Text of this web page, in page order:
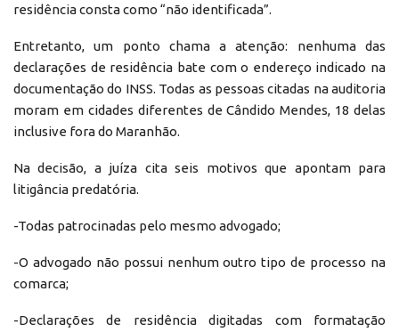
residência consta como “não identificada”.
Entretanto, um ponto chama a atenção: nenhuma das
declarações de residência bate com o endereço indicado na
documentação do INSS. Todas as pessoas citadas na auditoria
moram em cidades diferentes de Cândido Mendes, 18 delas
inclusive fora do Maranhão.
Na decisão, a juíza cita seis motivos que apontam para
litigância predatória.
-Todas patrocinadas pelo mesmo advogado;
-O advogado não possui nenhum outro tipo de processo na
comarca;
-Declarações de residência digitadas com formatação